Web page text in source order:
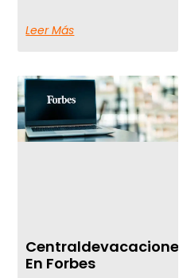
Leer Más
Centraldevacaciones
En Forbes